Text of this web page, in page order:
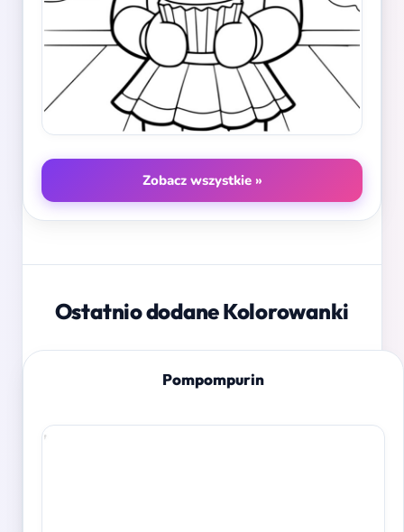
Zobacz wszystkie »
Ostatnio dodane Kolorowanki
Pompompurin